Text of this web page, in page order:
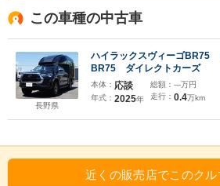
この車種の中古車
長野県
ハイラックスヴィーゴBR75
BR75 ダイレクトカーズ
本体： 応談
年式： 2025年
総額： ---万円
走行： 0.4万km
近くの販売店でこのクル